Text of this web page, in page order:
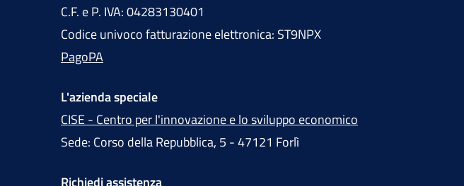
C.F. e P. IVA: 04283130401
Codice univoco fatturazione elettronica: ST9NPX
PagoPA
L'azienda speciale
CISE - Centro per l'innovazione e lo sviluppo economico
Sede: Corso della Repubblica, 5 - 47121 Forlì
Richiedi assistenza